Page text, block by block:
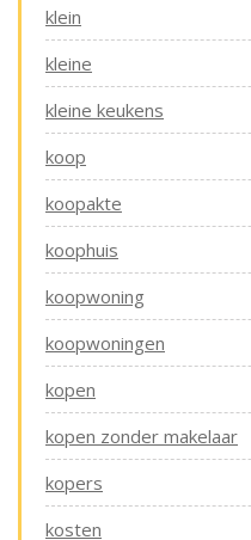
klein
kleine
kleine keukens
koop
koopakte
koophuis
koopwoning
koopwoningen
kopen
kopen zonder makelaar
kopers
kosten